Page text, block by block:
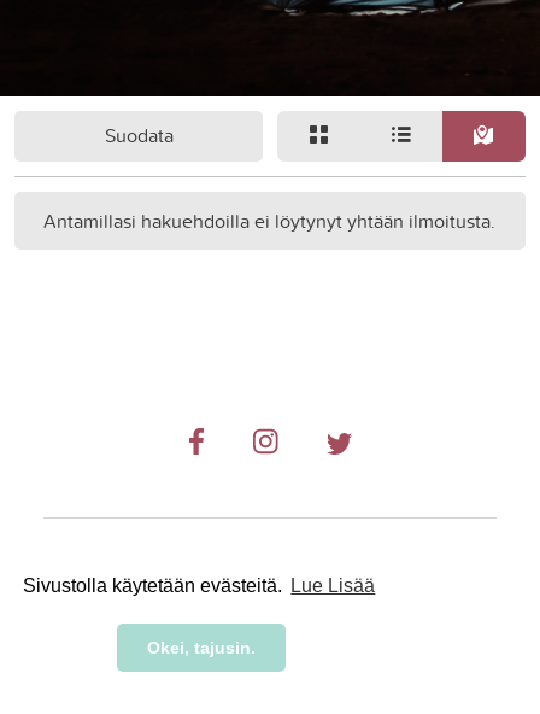
Sivustolla käytetään evästeitä. Lue Lisää
Okei, tajusin.
Suodata
Antamillasi hakuehdoilla ei löytynyt yhtään ilmoitusta.